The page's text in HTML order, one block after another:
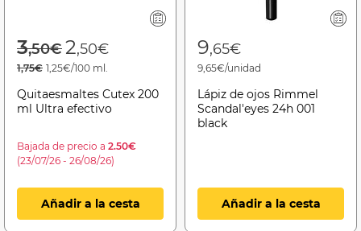
Price reduced from
3,50€to
2,50€
1,75€ 1,25€/100 ml.
Quitaesmaltes Cutex 200
ml Ultra efectivo
Bajada de precio a 2.50€
(23/07/26 - 26/08/26)
Añadir a la cesta
9,65€
9,65€/unidad
Lápiz de ojos Rimmel
Scandal'eyes 24h 001
black
Añadir a la cesta